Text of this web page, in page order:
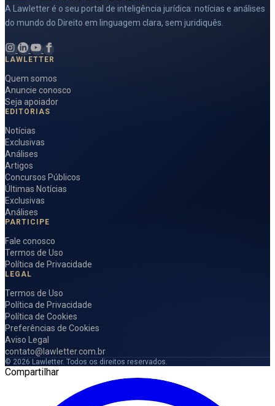
A Lawletter é o seu portal de inteligência jurídica: notícias e análises
do mundo do Direito em linguagem clara, sem juridiquês.
LAWLETTER
Quem somos
Anuncie conosco
Seja apoiador
EDITORIAS
Notícias
Exclusivas
Análises
Artigos
Concursos Públicos
Últimas Notícias
Exclusivas
Análises
PARTICIPE
Fale conosco
Termos de Uso
Política de Privacidade
LEGAL
Termos de Uso
Política de Privacidade
Política de Cookies
Preferências de Cookies
Aviso Legal
contato@lawletter.com.br
© 2026 Lawletter. Todos os direitos reservados.
Compartilhar